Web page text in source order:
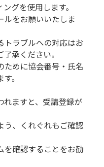
グを使用します。
ルをお願いいたしま
トラブルへの対応はお
承ください。
ために協会番号・氏名
。
れますと、受講登録が
う、くれぐれもご確認
を確認することをお勧